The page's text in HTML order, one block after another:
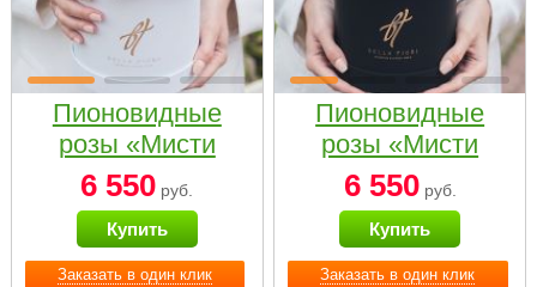
Заказать в один клик
Пионовидные
розы «Мисти
бабблс» в белой
коробке Small
6 550 руб.
Купить
Заказать в один клик
Пионовидные
розы «Мисти
бабблс» в
черной коробке
Small
6 550руб.
Купить